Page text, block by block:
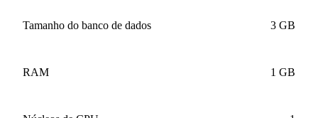
Tamanho do banco de dados 3 GB
RAM 1 GB